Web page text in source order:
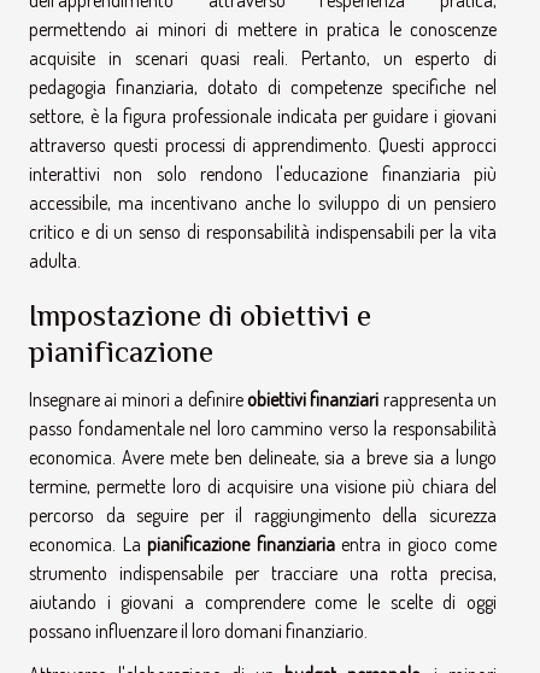
permettendo ai minori di mettere in pratica le conoscenze
acquisite in scenari quasi reali. Pertanto, un esperto di
pedagogia finanziaria, dotato di competenze specifiche nel
settore, è la figura professionale indicata per guidare i giovani
attraverso questi processi di apprendimento. Questi approcci
interattivi non solo rendono l'educazione finanziaria più
accessibile, ma incentivano anche lo sviluppo di un pensiero
critico e di un senso di responsabilità indispensabili per la vita
adulta.
Impostazione di obiettivi e
pianificazione
Insegnare ai minori a definireobiettivi finanziari rappresenta un
passo fondamentale nel loro cammino verso la responsabilità
economica. Avere mete ben delineate, sia a breve sia a lungo
termine, permette loro di acquisire una visione più chiara del
percorso da seguire per il raggiungimento della sicurezza
economica. Lapianificazione finanziariaentra in gioco come
strumento indispensabile per tracciare una rotta precisa,
aiutando i giovani a comprendere come le scelte di oggi
possano influenzare il loro domani finanziario.